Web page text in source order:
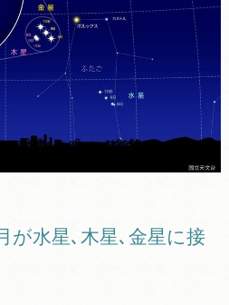
が水星､木星､金星に接